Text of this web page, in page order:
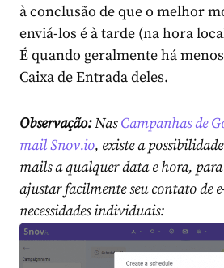
à conclusão de que o melhor
enviá-los é à tarde (na hora
É quando geralmente há
Caixa de Entrada deles.
Observação:NasCampanhas de
mail Snov.io, existe a
mails a qualquer data e hora, para
ajustar facilmente seu contato de
necessidades individuais: